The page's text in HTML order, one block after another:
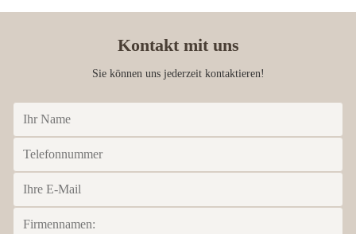
Kontakt mit uns
Sie können uns jederzeit kontaktieren!